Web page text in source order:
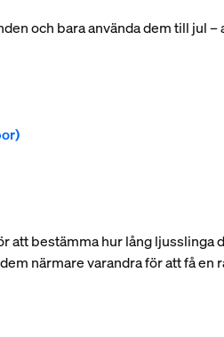
och bara använda dem till jul
att bestämma hur lång ljusslinga
närmare varandra för att få en